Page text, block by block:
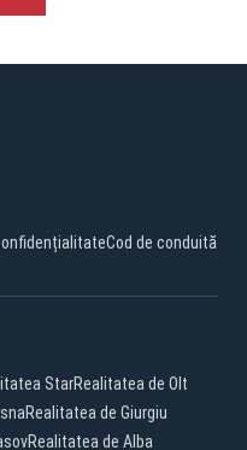
Cod de conduită
StarRealitatea de Olt
Realitatea de Giurgiu
Realitatea de Alba